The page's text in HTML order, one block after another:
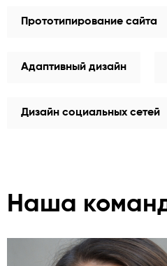
Прототипирование сайта
Адаптивный дизайн
Дизайн социальных сетей
Наша